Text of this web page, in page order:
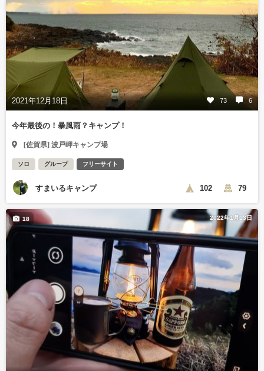
2021年12月18日 73 6
今年最後の！暴風雨？キャンプ！
[佐賀県] 波戸岬キャンプ場
ソロ グループ フリーサイト
すまいるキャンプ 102 79
2022年1月13日
18